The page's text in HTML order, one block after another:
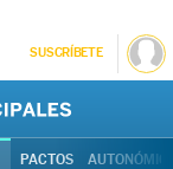
SUSCRÍBETE
PACTOS